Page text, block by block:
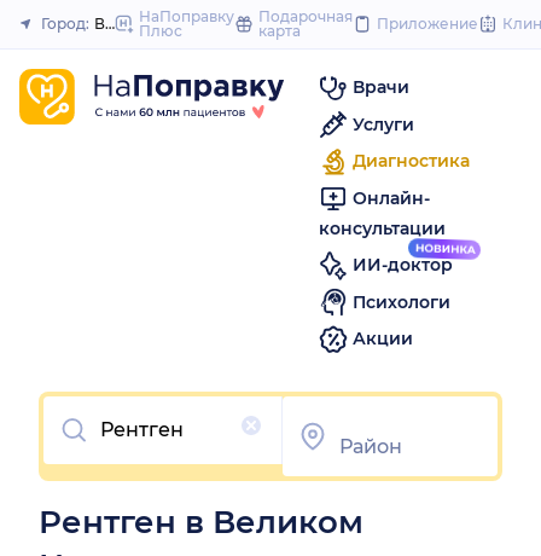
to
Закрыть
Город: Великий Новгород
НаПоправку
Плюс
Подарочная
карта
Приложение
Врачи
Услуги
Диагностика
Онлайн-
консультации
ИИ-доктор
Психологи
Акции
Очистить
Рентген в Великом